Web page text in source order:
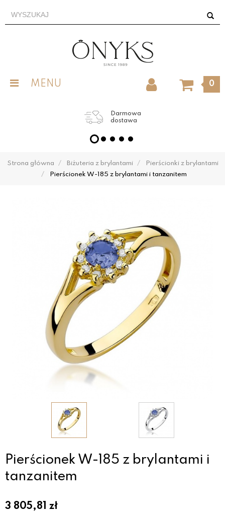
MENU 0
Darmowa
dostawa
Strona główna Biżuteria z brylantami
Pierścionki z brylantami
Pierścionek W-185 z brylantami i tanzanitem
Pierścionek W-185 z brylantami i
tanzanitem
3 805,81 zł